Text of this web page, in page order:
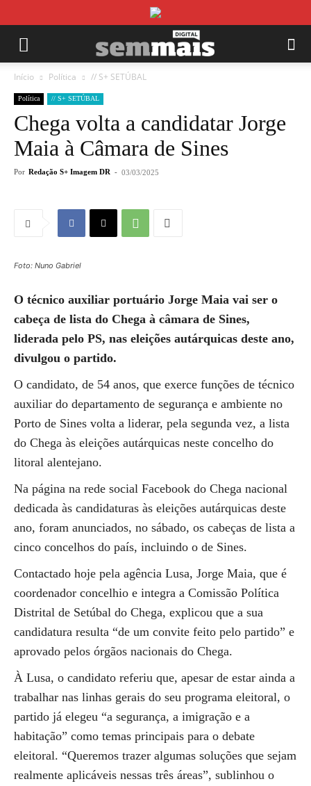
Início Política // S+ SETÚBAL
Política // S+ SETÚBAL
Chega volta a candidatar Jorge
Maia à Câmara de Sines
Por Redação S+ Imagem DR - 03/03/2025
Foto: Nuno Gabriel
O técnico auxiliar portuário Jorge Maia vai ser o
cabeça de lista do Chega à câmara de Sines,
liderada pelo PS, nas eleições autárquicas deste ano,
divulgou o partido.
O candidato, de 54 anos, que exerce funções de técnico
auxiliar do departamento de segurança e ambiente no
Porto de Sines volta a liderar, pela segunda vez, a lista
do Chega às eleições autárquicas neste concelho do
litoral alentejano.
Na página na rede social Facebook do Chega nacional
dedicada às candidaturas às eleições autárquicas deste
ano, foram anunciados, no sábado, os cabeças de lista a
cinco concelhos do país, incluindo o de Sines.
Contactado hoje pela agência Lusa, Jorge Maia, que é
coordenador concelhio e integra a Comissão Política
Distrital de Setúbal do Chega, explicou que a sua
candidatura resulta “de um convite feito pelo partido” e
aprovado pelos órgãos nacionais do Chega.
À Lusa, o candidato referiu que, apesar de estar ainda a
trabalhar nas linhas gerais do seu programa eleitoral, o
partido já elegeu “a segurança, a imigração e a
habitação” como temas principais para o debate
eleitoral. “Queremos trazer algumas soluções que sejam
realmente aplicáveis nessas três áreas”, sublinhou o